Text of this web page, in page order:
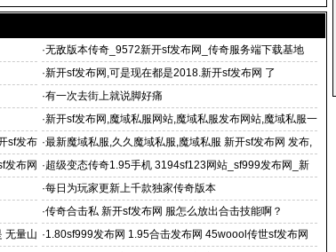
·无敌版本传奇_9572新开sf发布网_传奇服务端下载基地
·新开sf发布网,可是现在都是2018.新开sf发布网 了
·有一次去街上就说脚好痛
·新开sf发布网,魔域私服网站,魔域私服发布网站,魔域私服一
条龙,魔域私服网
sf发布 ·最新魔域私服,久久魔域私服,魔域私服 新开sf发布网 发布,
魔域私服下载
发布网 ·超级变态传奇1.95手机 3194sf123网站_sf999发布网_新
开手机sf发布网
·每日为玩家更新上千款独家传奇版本
·传奇合击私 新开sf发布网 服怎么放出合击技能啊？
无量山 ·1.80sf999发布网 1.95合击发布网 45woool传世sf发布网